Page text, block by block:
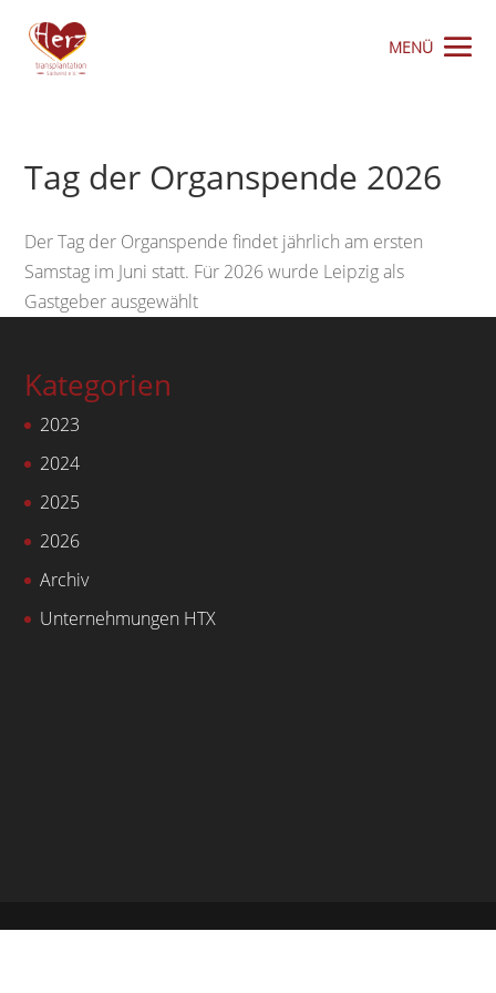
Tag der Organspende 2026
Der Tag der Organspende findet jährlich am ersten
Samstag im Juni statt. Für 2026 wurde Leipzig als
Gastgeber ausgewählt
Kategorien
2023
2024
2025
2026
Archiv
Unternehmungen HTX